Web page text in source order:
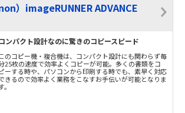
）imageRUNNER ADVANCE
コンパクト設計なのに驚きのコピースピード
このコピー機・複合機は、コンパクト設計にも関わらず毎
25枚の速度で効率よくコピーが可能。多くの書類をコ
ーする時や、パソコンから印刷する時でも、素早く対応
きるので効率よく業務をこなすお手伝いが可能となりま
。